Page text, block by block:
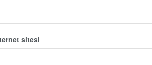
sitesi